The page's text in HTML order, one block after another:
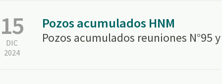
15
DIC
2024
Pozos acumulados HNM
Pozos acumulados reuniones N°95 y